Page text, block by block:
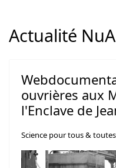
Actualité
ouvrières aux
l'Enclave de
Science pour tous & toutes